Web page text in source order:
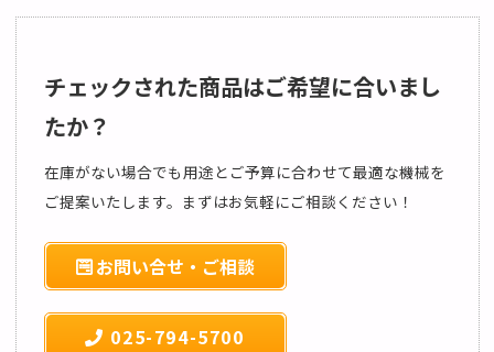
チェックされた商品はご希望に合いまし
たか？
在庫がない場合でも用途とご予算に合わせて最適な機械を
ご提案いたします。まずはお気軽にご相談ください！
お問い合せ・ご相談
025-794-5700